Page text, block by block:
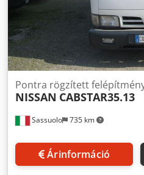
Sassuolo 735 km
Pontra rögzített
NISSAN CABSTAR35.13
Árinformáció